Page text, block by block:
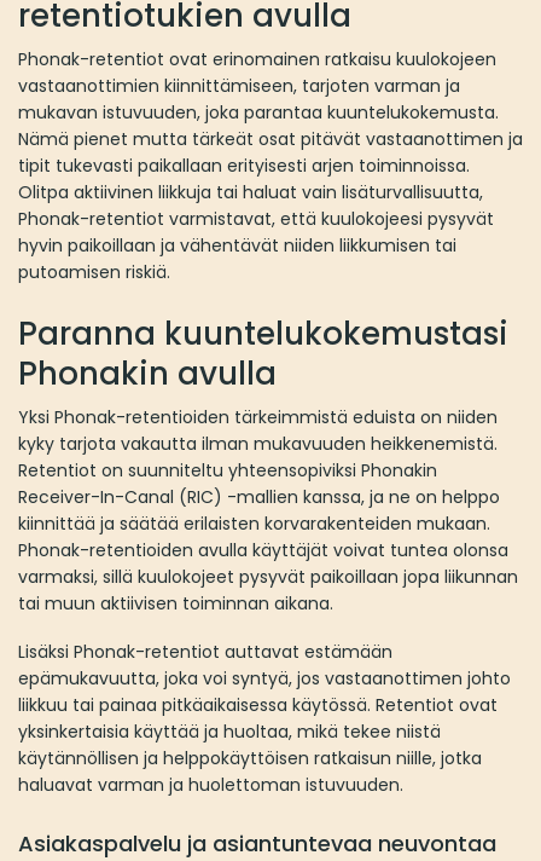
retentiotukien avulla
Phonak-retentiot ovat erinomainen ratkaisu kuulokojeen
vastaanottimien kiinnittämiseen, tarjoten varman ja
mukavan istuvuuden, joka parantaa kuuntelukokemusta.
Nämä pienet mutta tärkeät osat pitävät vastaanottimen ja
tipit tukevasti paikallaan erityisesti arjen toiminnoissa.
Olitpa aktiivinen liikkuja tai haluat vain lisäturvallisuutta,
Phonak-retentiot varmistavat, että kuulokojeesi pysyvät
hyvin paikoillaan ja vähentävät niiden liikkumisen tai
putoamisen riskiä.
Paranna kuuntelukokemustasi
Phonakin avulla
Yksi Phonak-retentioiden tärkeimmistä eduista on niiden
kyky tarjota vakautta ilman mukavuuden heikkenemistä.
Retentiot on suunniteltu yhteensopiviksi Phonakin
Receiver-In-Canal (RIC) -mallien kanssa, ja ne on helppo
kiinnittää ja säätää erilaisten korvarakenteiden mukaan.
Phonak-retentioiden avulla käyttäjät voivat tuntea olonsa
varmaksi, sillä kuulokojeet pysyvät paikoillaan jopa liikunnan
tai muun aktiivisen toiminnan aikana.
Lisäksi Phonak-retentiot auttavat estämään
epämukavuutta, joka voi syntyä, jos vastaanottimen johto
liikkuu tai painaa pitkäaikaisessa käytössä. Retentiot ovat
yksinkertaisia käyttää ja huoltaa, mikä tekee niistä
käytännöllisen ja helppokäyttöisen ratkaisun niille, jotka
haluavat varman ja huolettoman istuvuuden.
Asiakaspalvelu ja asiantuntevaa neuvontaa